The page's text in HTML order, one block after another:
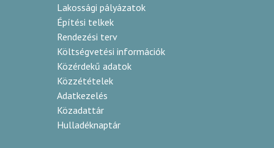
Lakossági pályázatok
Építési telkek
Rendezési terv
Költségvetési információk
Közérdekű adatok
Közzétételek
Adatkezelés
Közadattár
Hulladéknaptár